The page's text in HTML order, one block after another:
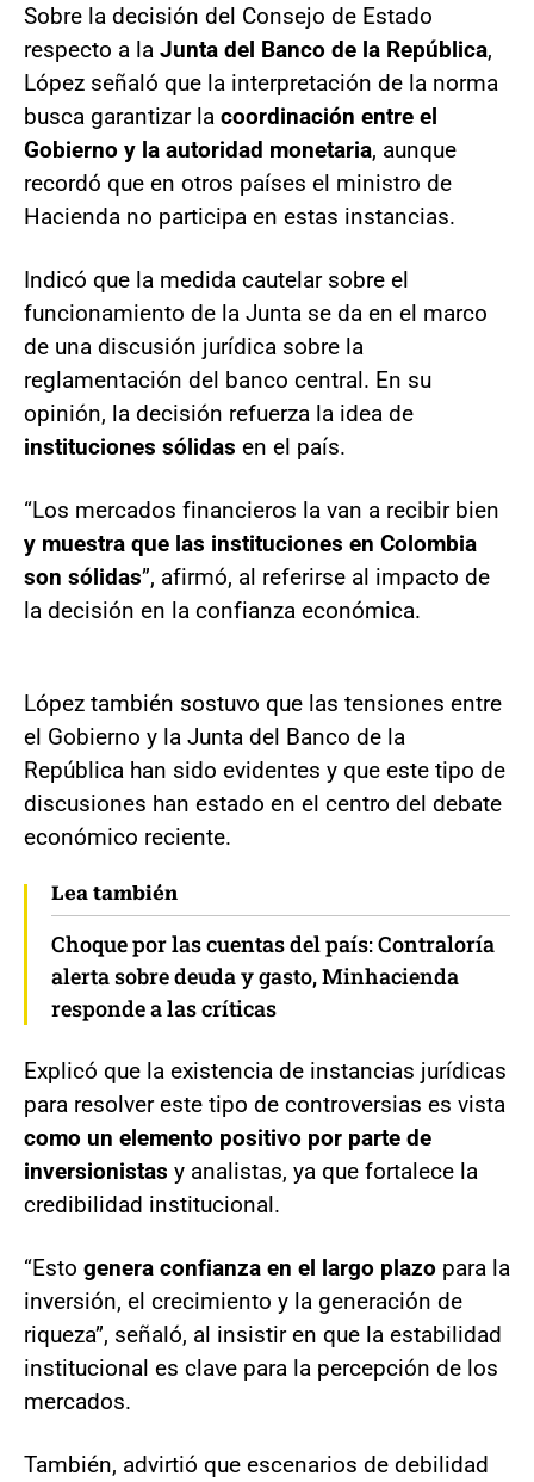
Sobre la decisión del Consejo de Estado
respecto a la Junta del Banco de la República,
López señaló que la interpretación de la norma
busca garantizar la coordinación entre el
Gobierno y la autoridad monetaria, aunque
recordó que en otros países el ministro de
Hacienda no participa en estas instancias.
Indicó que la medida cautelar sobre el
funcionamiento de la Junta se da en el marco
de una discusión jurídica sobre la
reglamentación del banco central. En su
opinión, la decisión refuerza la idea de
instituciones sólidas en el país.
“Los mercados financieros la van a recibir bien
y muestra que las instituciones en Colombia
son sólidas”, afirmó, al referirse al impacto de
la decisión en la confianza económica.
López también sostuvo que las tensiones entre
el Gobierno y la Junta del Banco de la
República han sido evidentes y que este tipo de
discusiones han estado en el centro del debate
económico reciente.
Lea también
Choque por las cuentas del país: Contraloría
alerta sobre deuda y gasto, Minhacienda
responde a las críticas
Explicó que la existencia de instancias jurídicas
para resolver este tipo de controversias es vista
como un elemento positivo por parte de
inversionistas y analistas, ya que fortalece la
credibilidad institucional.
“Esto genera confianza en el largo plazo para la
inversión, el crecimiento y la generación de
riqueza”, señaló, al insistir en que la estabilidad
institucional es clave para la percepción de los
mercados.
También, advirtió que escenarios de debilidad